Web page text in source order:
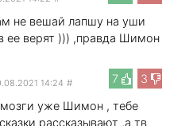
не вешай лапшу на уши
ее верят ))) ,правда Шимон
7
3
14:24 #
уже Шимон , тебе
рассказывают ,а тв